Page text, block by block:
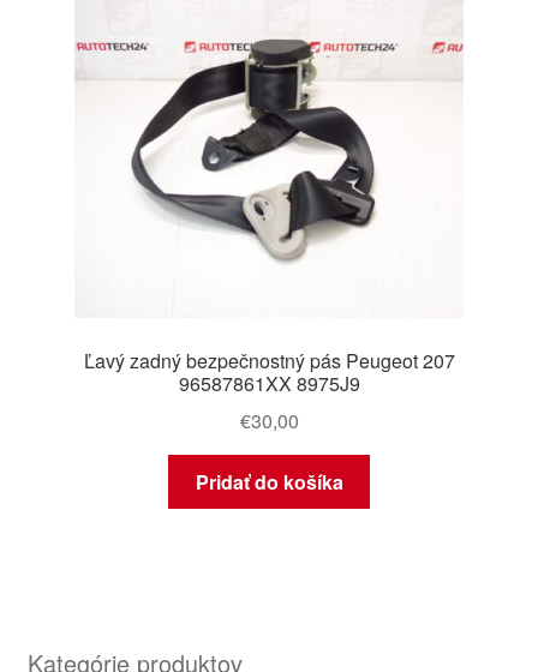
Ľavý zadný bezpečnostný pás Peugeot 207
96587861XX 8975J9
€30,00
Pridať do košíka
Kategórie produktov